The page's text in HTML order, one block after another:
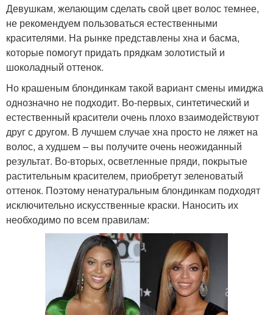
Девушкам, желающим сделать свой цвет волос темнее,
не рекомендуем пользоваться естественными
красителями. На рынке представлены хна и басма,
которые помогут придать прядкам золотистый и
шоколадный оттенок.
Но крашеным блондинкам такой вариант смены имиджа
однозначно не подходит. Во-первых, синтетический и
естественный красители очень плохо взаимодействуют
друг с другом. В лучшем случае хна просто не ляжет на
волос, а худшем – вы получите очень неожиданный
результат. Во-вторых, осветленные пряди, покрытые
растительным красителем, приобретут зеленоватый
оттенок. Поэтому ненатуральным блондинкам подходят
исключительно искусственные краски. Наносить их
необходимо по всем правилам: